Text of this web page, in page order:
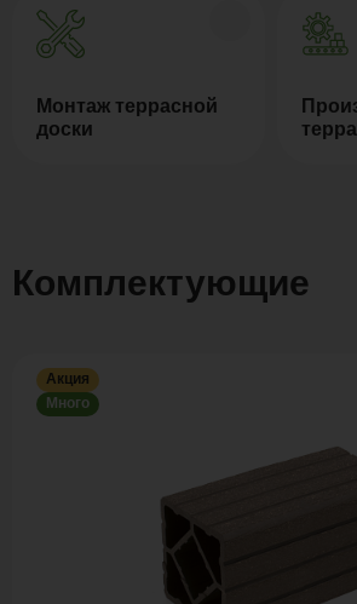
Монтаж террасной
доски
Комплектующие
Акция
Много